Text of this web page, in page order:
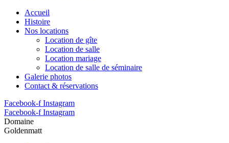
Accueil
Histoire
Nos locations
Location de gîte
Location de salle
Location mariage
Location de salle de séminaire
Galerie photos
Contact & réservations
Facebook-f Instagram
Facebook-f Instagram
Domaine
Goldenmatt